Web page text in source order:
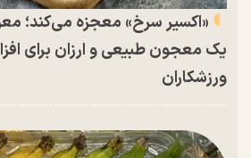
«اکسیر سرخ» معجزه می‌کند؛
یک معجون طبیعی و ارزان برای
ورزشکاران